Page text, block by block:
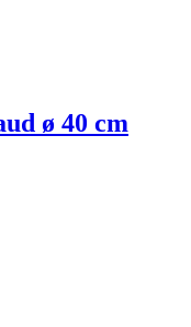
ø 40 cm